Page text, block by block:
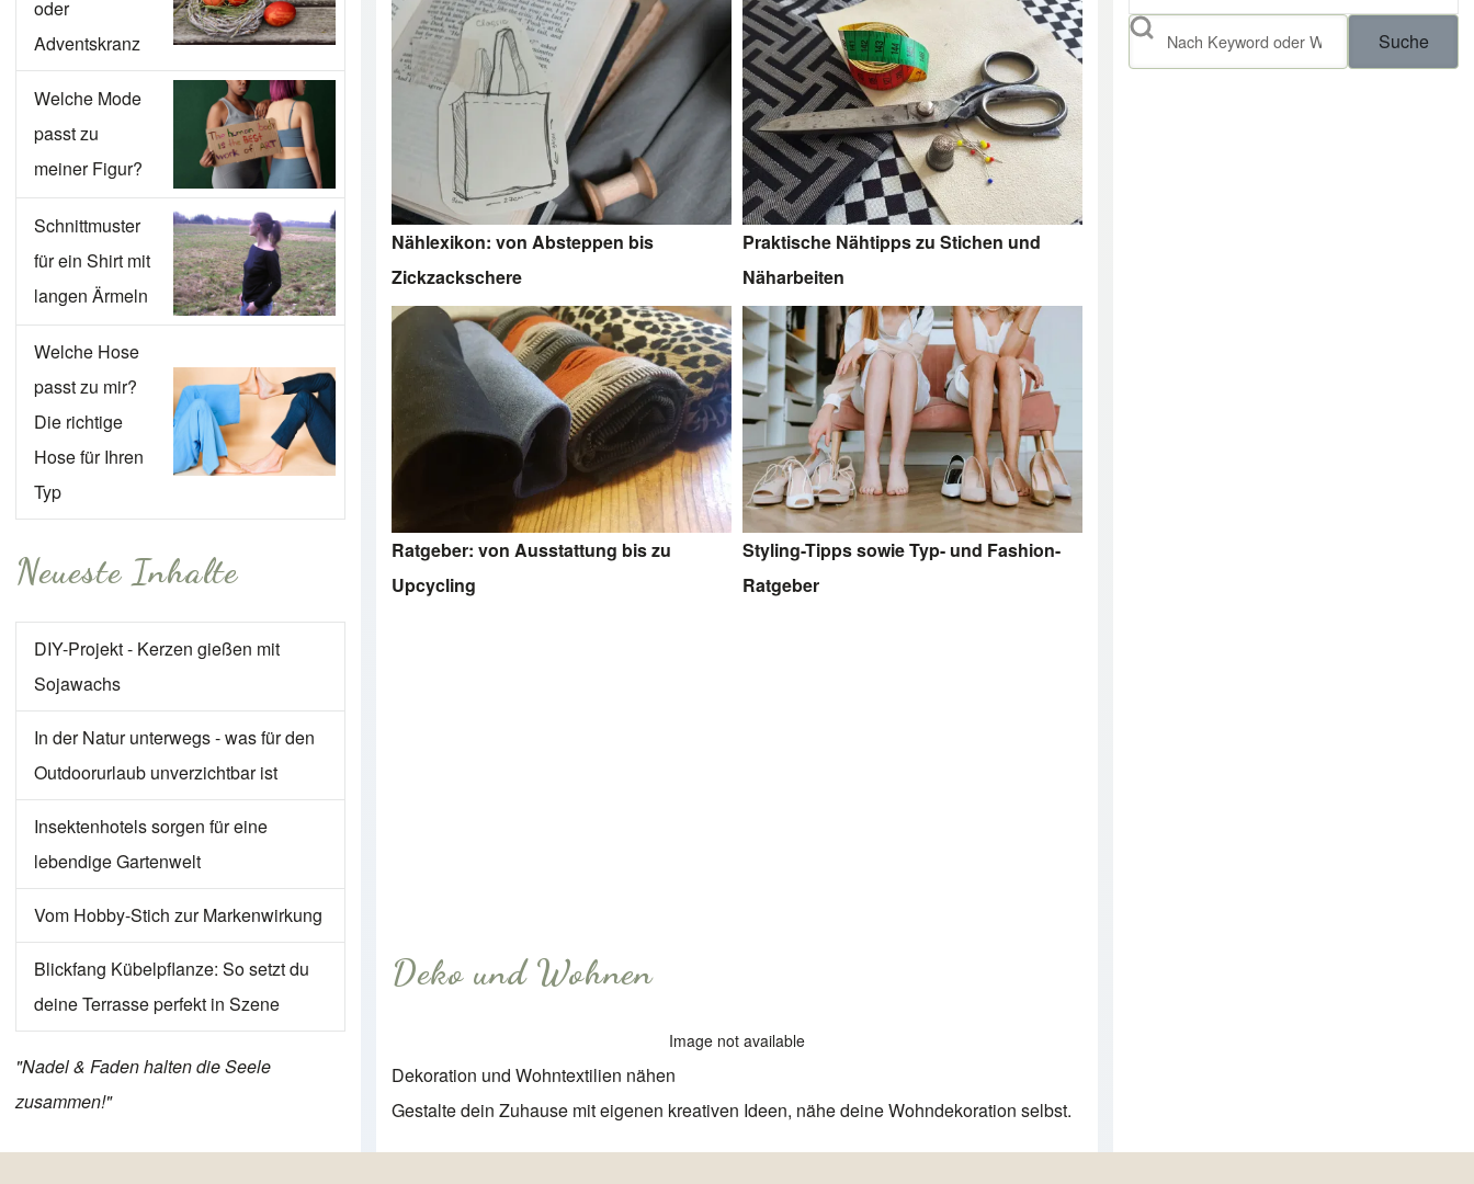
oder
Adventskranz
Welche Mode
passt zu
meiner Figur?
Schnittmuster
für ein Shirt mit
langen Ärmeln
Welche Hose
passt zu mir?
Die richtige
Hose für Ihren
Typ
Neueste Inhalte
DIY-Projekt - Kerzen gießen mit
Sojawachs
In der Natur unterwegs - was für den
Outdoorurlaub unverzichtbar ist
Insektenhotels sorgen für eine
lebendige Gartenwelt
Vom Hobby-Stich zur Markenwirkung
Blickfang Kübelpflanze: So setzt du
deine Terrasse perfekt in Szene
"Nadel & Faden halten die Seele
zusammen!"
Nählexikon: von Absteppen bis
Zickzackschere
Praktische Nähtipps zu Stichen und
Näharbeiten
Ratgeber: von Ausstattung bis zu
Upcycling
Styling-Tipps sowie Typ- und Fashion-
Ratgeber
Deko und Wohnen
Image not available
Dekoration und Wohntextilien nähen
Gestalte dein Zuhause mit eigenen kreativen Ideen, nähe deine Wohndekoration selbst.
Suche